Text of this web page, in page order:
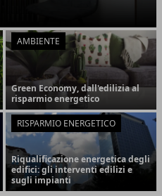
AMBIENTE
Green Economy, dall'edilizia al
risparmio energetico
RISPARMIO ENERGETICO
Riqualificazione energetica degli
edifici: gli interventi edilizi e
sugli impianti